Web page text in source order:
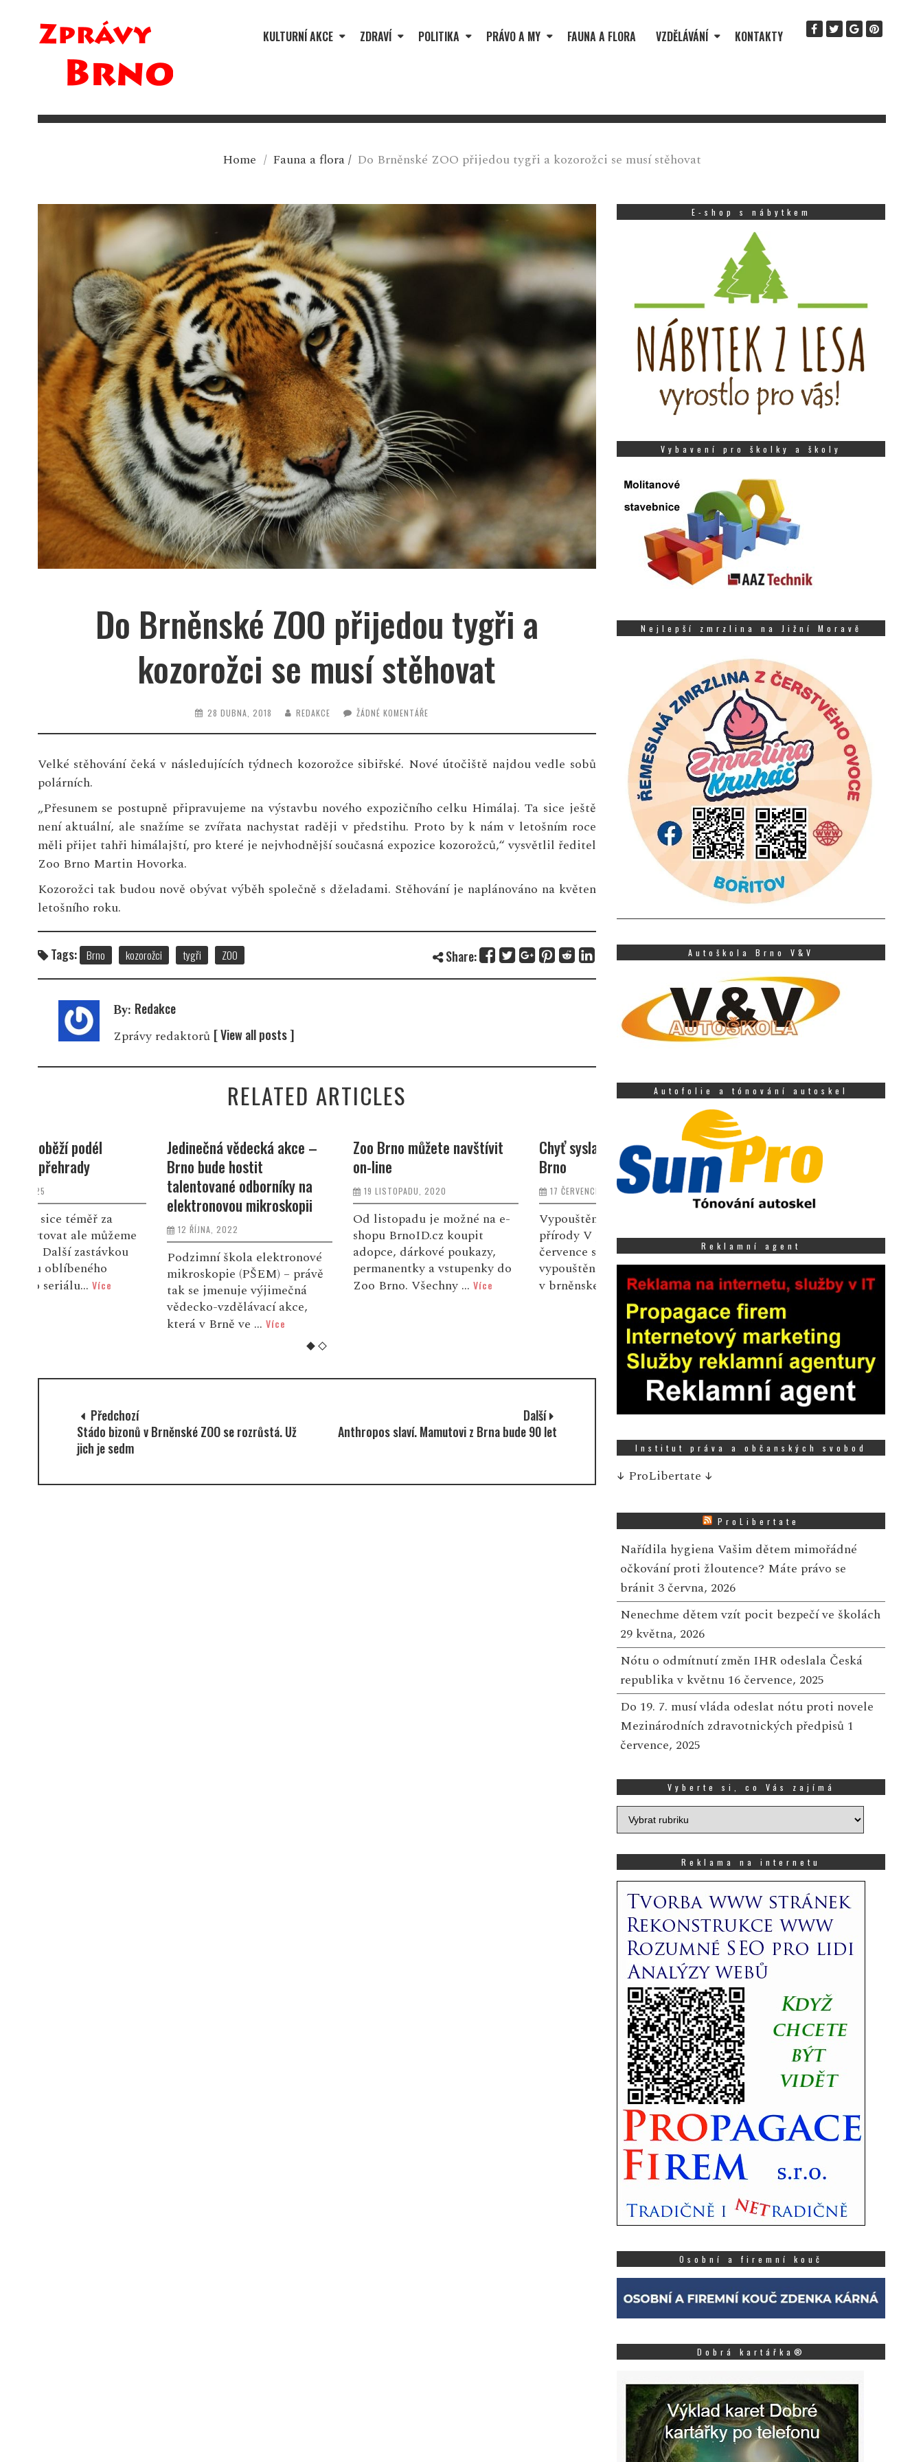
KULTURNÍ AKCE ZDRAVÍ POLITIKA PRÁVO A MY FAUNA A FLORA VZDĚLÁVÁNÍ KONTAKTY
Home / Fauna a flora/ Do Brněnské ZOO přijedou tygři a kozorožci se musí stěhovat
Do Brněnské ZOO přijedou tygři a
kozorožci se musí stěhovat
28 DUBNA, 2018 REDAKCE ŽÁDNÉ KOMENTÁŘE
Velké stěhování čeká v následujících týdnech kozorožce sibiřské. Nové útočiště najdou vedle sobů
polárních.
„Přesunem se postupně připravujeme na výstavbu nového expozičního celku Himálaj. Ta sice ještě
není aktuální, ale snažíme se zvířata nachystat raději v předstihu. Proto by k nám v letošním roce
měli přijet tahři himálajští, pro které je nejvhodnější současná expozice kozorožců,“ vysvětlil ředitel
Zoo Brno Martin Hovorka.
Kozorožci tak budou nově obývat výběh společně s dželadami. Stěhování je naplánováno na květen
letošního roku.
Tags: Brno kozorožci tygři ZOO Share:
By: Redakce
Zprávy redaktorů [ View all posts ]
RELATED ARTICLES
Jedinečná vědecká akce –
Brno bude hostit
talentované odborníky na
elektronovou mikroskopii
12 ŘÍJNA, 2022
Podzimní škola elektronové
mikroskopie (PŠEM) – právě
tak se jmenuje výjimečná
vědecko-vzdělávací akce,
Zoo Brno můžete navštívit
on-line
19 LISTOPADU, 2020
Od listopadu je možné na e-
shopu BrnoID.cz koupit
adopce, dárkové poukazy,
permanentky a vstupenky do
Zoo Brno. Všechny ...
Více
Chyť sysla, pusť sysla – ZOO
17 ČERVENCE, 2020
Vypouštění syslů do volné
přírody V pondělí 20.
července se uskuteční další
vypouštění syslů narozených
v brněnské zoo d...
Více
Nejsledovanější vánoční
strom v Česku čeká nový
život
Na začátku roku 2019
rozřezali Strom republiky a
dvojici unikátních stolů. Ty
nabídli do dražb...Více
Brněnská zoo si
Avionu Brno 900
parku Brno putují zbylé
vánoční stromky do
zvířat brněnské zoo.
Opožděné vánoční
Předchozí
Stádo bizonů v Brněnské ZOO se rozrůstá. Už
jich je sedm
Další
Anthropos slaví. Mamutovi z Brna bude 90 let
E-shop s nábytkem
Vybavení pro školky a školy
Nejlepší zmrzlina na Jižní Moravě
Autoškola Brno V&V
Autofolie a tónování autoskel
Reklamní agent
Institut práva a občanských svobod
↓ ProLibertate ↓
ProLibertate
Nařídila hygiena Vašim dětem mimořádné
očkování proti žloutence? Máte právo se
bránit 3 června, 2026
Nenechme dětem vzít pocit bezpečí ve školách
29 května, 2026
Nótu o odmítnutí změn IHR odeslala Česká
republika v květnu 16 července, 2025
Do 19. 7. musí vláda odeslat nótu proti novele
Mezinárodních zdravotnických předpisů 1
července, 2025
Vyberte si, co Vás zajímá
Vyberte
si,
zajímá
Reklama na internetu
Osobní a firemní kouč
Dobrá kartářka®